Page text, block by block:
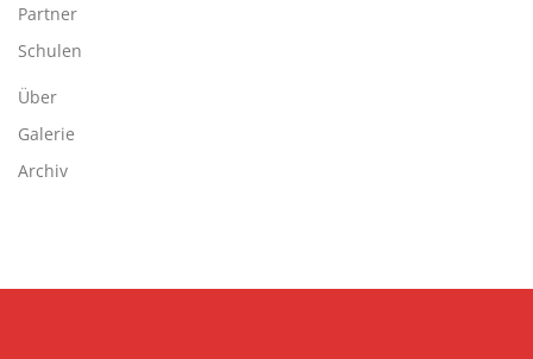
Partner
Schulen
Über
Galerie
Archiv